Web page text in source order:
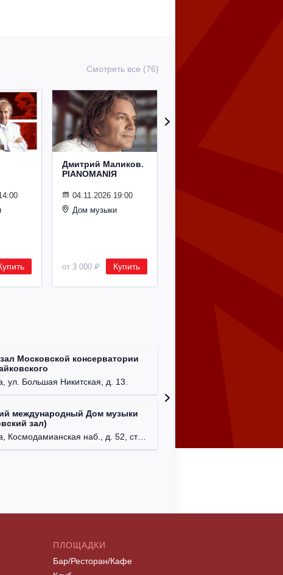
Смотреть все (76)
Дмитрий Маликов.
PIANOMANIЯ
04.11.2026 19:00
Дом музыки
от 3 000 ₽ Купить
Московской консерватории
ул. Большая Никитская, д. 13.
международный Дом музыки
зал)
Космодамианская наб., д. 52, стр. 8.
ПЛОЩАДКИ
Бар/Ресторан/Кафе